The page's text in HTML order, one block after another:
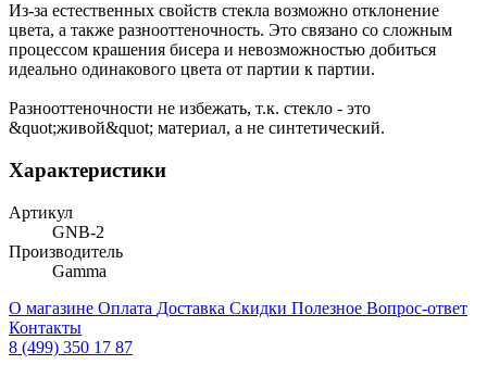
Из-за естественных свойств стекла возможно отклонение
цвета, а также разнооттеночность. Это связано со сложным
процессом крашения бисера и невозможностью добиться
идеально одинакового цвета от партии к партии.
Разнооттеночности не избежать, т.к. стекло - это
&quot;живой&quot; материал, а не синтетический.
Характеристики
Артикул
GNB-2
Производитель
Gamma
О магазине Оплата Доставка Скидки Полезное Вопрос-ответ
Контакты
8 (499) 350 17 87